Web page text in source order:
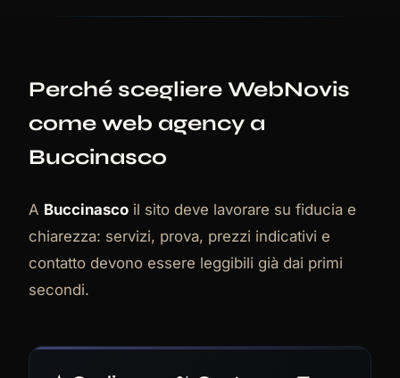
Perché scegliere WebNovis
come web agency a
Buccinasco
A Buccinasco il sito deve lavorare su fiducia e
chiarezza: servizi, prova, prezzi indicativi e
contatto devono essere leggibili già dai primi
secondi.